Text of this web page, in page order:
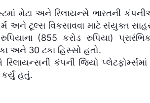
મેટા અને રિલાયન્સે ભારતની
અને ટૂલ્સ વિકસાવવા માટે સંયુક્ત
(855 કરોડ રુપિયા) પ્રારંભિક
અને 30 ટકા હિસ્સો હતો.
રિલાયન્સની કંપની જિયો
કર્યું હતું.